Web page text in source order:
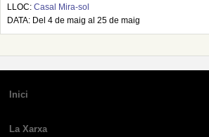
LLOC: Casal Mira-sol
DATA: Del 4 de maig al 25 de maig
Inici
La Xarxa